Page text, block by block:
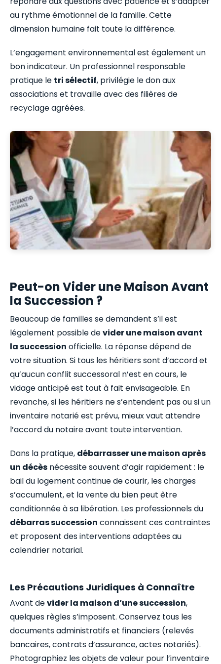
au rythme émotionnel de la famille. Cette
dimension humaine fait toute la différence.
L’engagement environnemental est également un
bon indicateur. Un professionnel responsable
pratique le tri sélectif, privilégie le don aux
associations et travaille avec des filières de
recyclage agréées.
Peut-on Vider une Maison Avant
la Succession ?
Beaucoup de familles se demandent s’il est
légalement possible devider une maison avant
la succession officielle. La réponse dépend de
votre situation. Si tous les héritiers sont d’accord et
qu’aucun conflit successoral n’est en cours, le
vidage anticipé est tout à fait envisageable. En
revanche, si les héritiers ne s’entendent pas ou si un
inventaire notarié est prévu, mieux vaut attendre
l’accord du notaire avant toute intervention.
Dans la pratique, débarrasser une maison après
un décès nécessite souvent d’agir rapidement : le
bail du logement continue de courir, les charges
s’accumulent, et la vente du bien peut être
conditionnée à sa libération. Les professionnels du
débarras succession connaissent ces contraintes
et proposent des interventions adaptées au
calendrier notarial.
Les Précautions Juridiques à Connaître
Avant devider la maison d’une succession,
quelques règles s’imposent. Conservez tous les
documents administratifs et financiers (relevés
bancaires, contrats d’assurance, actes notariés).
Photographiez les objets de valeur pour l’inventaire